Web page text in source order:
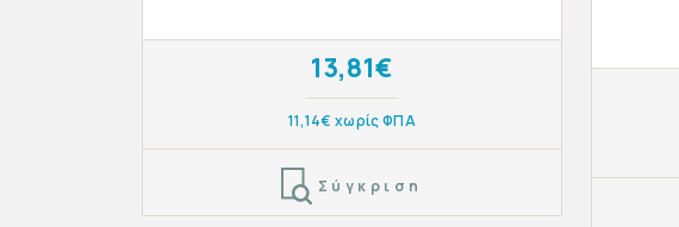
13,81€
11,14€ χωρίς ΦΠΑ
Σύγκριση